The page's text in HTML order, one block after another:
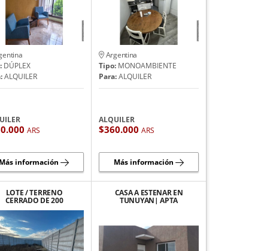
DÚPLEX
ALQUILER
ARS
Más información
Argentina
Tipo: MONOAMBIENTE
Para:ALQUILER
ALQUILER
$360.000ARS
Más información
LOTE / TERRENO
CERRADO DE 200
METROS
CASA A ESTENAR EN
TUNUYAN| APTA